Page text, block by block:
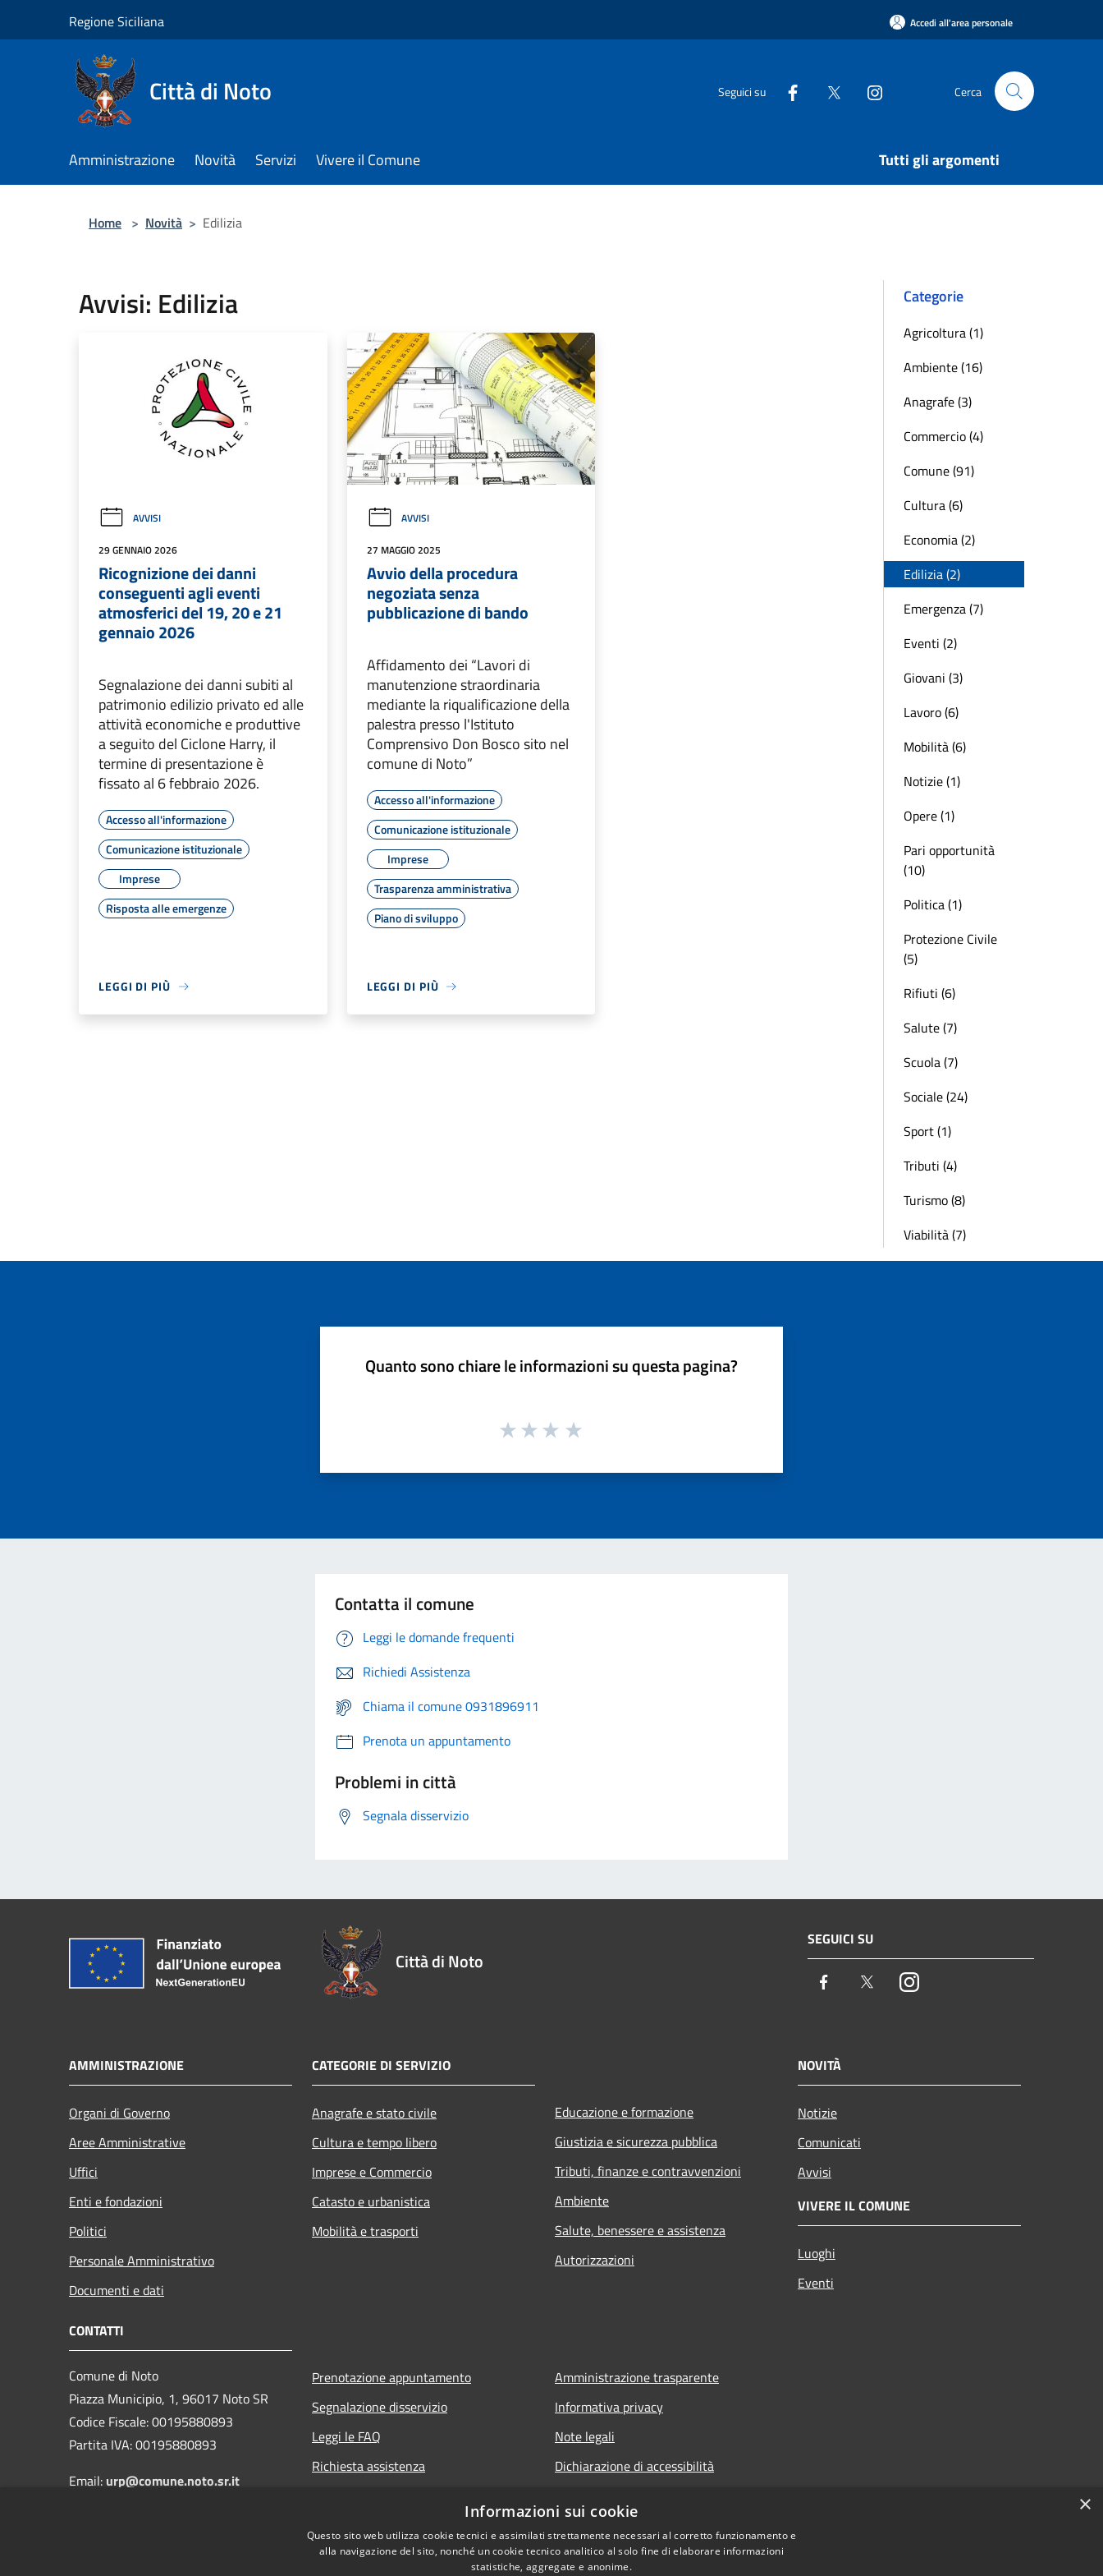
Regione Siciliana Accedi all'area personale
Città di Noto Seguici su Cerca
Amministrazione Novità Servizi Vivere il Comune Tutti gli argomenti
Home > Novità > Edilizia
Avvisi: Edilizia
AVVISI
29 GENNAIO 2026
Ricognizione dei danni
conseguenti agli eventi
atmosferici del 19, 20 e 21
gennaio 2026
Segnalazione dei danni subiti al
patrimonio edilizio privato ed alle
attività economiche e produttive
a seguito del Ciclone Harry, il
termine di presentazione è
fissato al 6 febbraio 2026.
Accesso all'informazione
Comunicazione istituzionale
Imprese
Risposta alle emergenze
LEGGI DI PIÙ
AVVISI
27 MAGGIO 2025
Avvio della procedura
negoziata senza
pubblicazione di bando
Affidamento dei “Lavori di
manutenzione straordinaria
mediante la riqualificazione della
palestra presso l'Istituto
Comprensivo Don Bosco sito nel
comune di Noto”
Accesso all'informazione
Comunicazione istituzionale
Imprese
Trasparenza amministrativa
Piano di sviluppo
LEGGI DI PIÙ
Categorie
Agricoltura (1)
Ambiente (16)
Anagrafe (3)
Commercio (4)
Comune (91)
Cultura (6)
Economia (2)
Edilizia (2)
Emergenza (7)
Eventi (2)
Giovani (3)
Lavoro (6)
Mobilità (6)
Notizie (1)
Opere (1)
Pari opportunità
(10)
Politica (1)
Protezione Civile
(5)
Rifiuti (6)
Salute (7)
Scuola (7)
Sociale (24)
Sport (1)
Tributi (4)
Turismo (8)
Viabilità (7)
Quanto sono chiare le informazioni su questa pagina?
Contatta il comune
Leggi le domande frequenti
Richiedi Assistenza
Chiama il comune 0931896911
Prenota un appuntamento
Problemi in città
Segnala disservizio
Città di Noto
SEGUICI SU
Facebook TwitterInstagram
AMMINISTRAZIONE
Organi di Governo
Aree Amministrative
Uffici
Enti e fondazioni
Politici
Personale Amministrativo
Documenti e dati
CATEGORIE DI SERVIZIO
Anagrafe e stato civile
Cultura e tempo libero
Imprese e Commercio
Catasto e urbanistica
Mobilità e trasporti
Educazione e formazione
Giustizia e sicurezza pubblica
Tributi, finanze e contravvenzioni
Ambiente
Salute, benessere e assistenza
Autorizzazioni
NOVITÀ
Notizie
Comunicati
Avvisi
VIVERE IL COMUNE
Luoghi
Eventi
CONTATTI
Comune di Noto
Piazza Municipio, 1, 96017 Noto SR
Codice Fiscale: 00195880893
Partita IVA: 00195880893
Email: urp@comune.noto.sr.it
Prenotazione appuntamento
Segnalazione disservizio
Leggi le FAQ
Richiesta assistenza
Amministrazione trasparente
Informativa privacy
Note legali
Dichiarazione di accessibilità
×
Informazioni sui cookie
Questo sito web utilizza cookie tecnici e assimilati strettamente necessari al corretto funzionamento e
alla navigazione del sito, nonché un cookie tecnico analitico al solo fine di elaborare informazioni
statistiche, aggregate e anonime.